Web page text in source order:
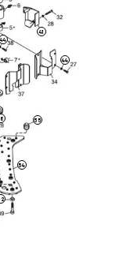
44
44
54
41
55